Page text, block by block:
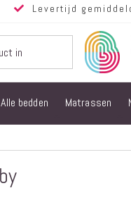
Levertijd
Alle bedden Matrassen